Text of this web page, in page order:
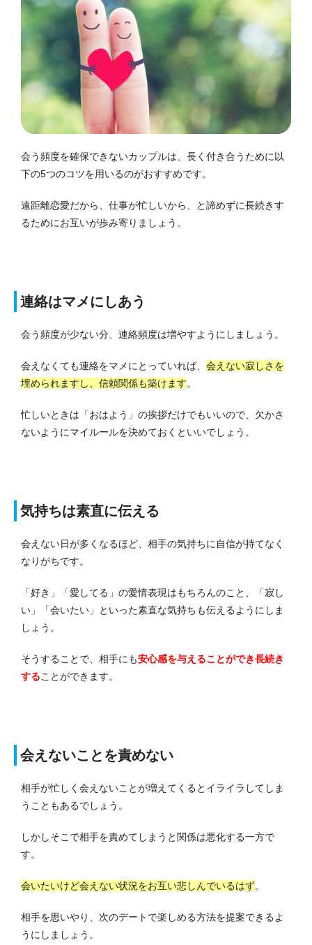
会う頻度を確保できないカップルは、長く付き合うために以
下の5つのコツを用いるのがおすすめです。
遠距離恋愛だから、仕事が忙しいから、と諦めずに長続きす
るためにお互いが歩み寄りましょう。
連絡はマメにしあう
会う頻度が少ない分、連絡頻度は増やすようにしましょう。
会えなくても連絡をマメにとっていれば、 会えない寂しさを
埋められますし、信頼関係も築けます。
忙しいときは「おはよう」の挨拶だけでもいいので、欠かさ
ないようにマイルールを決めておくといいでしょう。
気持ちは素直に伝える
会えない日が多くなるほど、相手の気持ちに自信が持てなく
なりがちです。
「好き」「愛してる」の愛情表現はもちろんのこと、「寂し
い」「会いたい」といった素直な気持ちも伝えるようにしま
しょう。
そうすることで、相手にも安心感を与えることができ長続き
することができます。
会えないことを責めない
相手が忙しく会えないことが増えてくるとイライラしてしま
うこともあるでしょう。
しかしそこで相手を責めてしまうと関係は悪化する一方で
す。
会いたいけど会えない状況をお互い悲しんでいるはず。
相手を思いやり、次のデートで楽しめる方法を提案できるよ
うにしましょう。